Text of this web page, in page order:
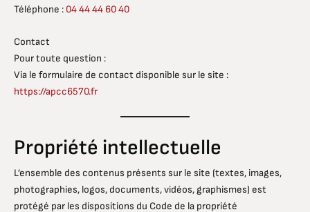
Téléphone : 04 44 44 60 40
Contact
Pour toute question :
Via le formulaire de contact disponible sur le site :
https://apcc6570.fr
Propriété intellectuelle
L’ensemble des contenus présents sur le site (textes, images,
photographies, logos, documents, vidéos, graphismes) est
protégé par les dispositions du Code de la propriété